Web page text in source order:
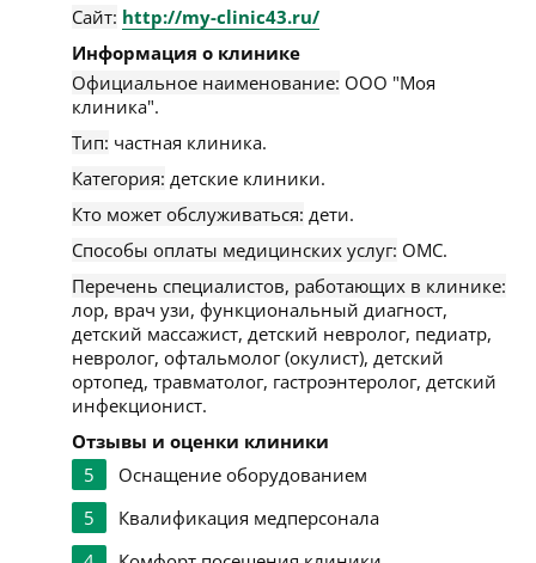
Сайт: http://my-clinic43.ru/
Информация о клинике
Официальное наименование: ООО "Моя
клиника".
Тип: частная клиника.
Категория: детские клиники.
Кто может обслуживаться: дети.
Способы оплаты медицинских услуг: ОМС.
Перечень специалистов, работающих в клинике:
лор, врач узи, функциональный диагност,
детский массажист, детский невролог, педиатр,
невролог, офтальмолог (окулист), детский
ортопед, травматолог, гастроэнтеролог, детский
инфекционист.
Отзывы и оценки клиники
5
Оснащение оборудованием
5
Квалификация медперсонала